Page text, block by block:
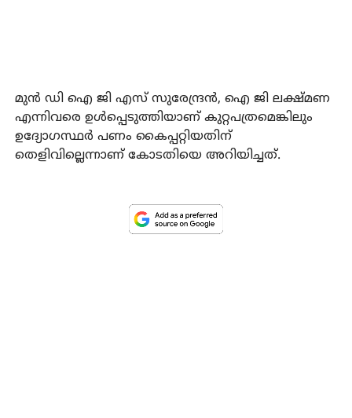
മുന്‍ ഡി ഐ ജി എസ് സുരേന്ദ്രന്‍, ഐ ജി ലക്ഷ്മണ
എന്നിവരെ ഉള്‍പ്പെടുത്തിയാണ് കുറ്റപത്രമെങ്കിലും
ഉദ്യോഗസ്ഥര്‍ പണം കൈപ്പറ്റിയതിന്
തെളിവില്ലെന്നാണ് കോടതിയെ അറിയിച്ചത്.